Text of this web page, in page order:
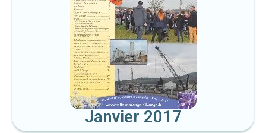
Janvier 2017